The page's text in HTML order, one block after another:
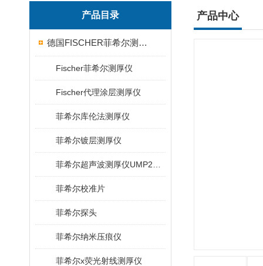
产品目录
德国FISCHER菲希尔测厚仪
Fischer菲希尔测厚仪
Fischer代理涂层测厚仪
菲希尔库伦法测厚仪
菲希尔镀层测厚仪
菲希尔校准片
菲希尔探头
菲希尔纳米压痕仪
菲希尔x荧光射线测厚仪
产品中心